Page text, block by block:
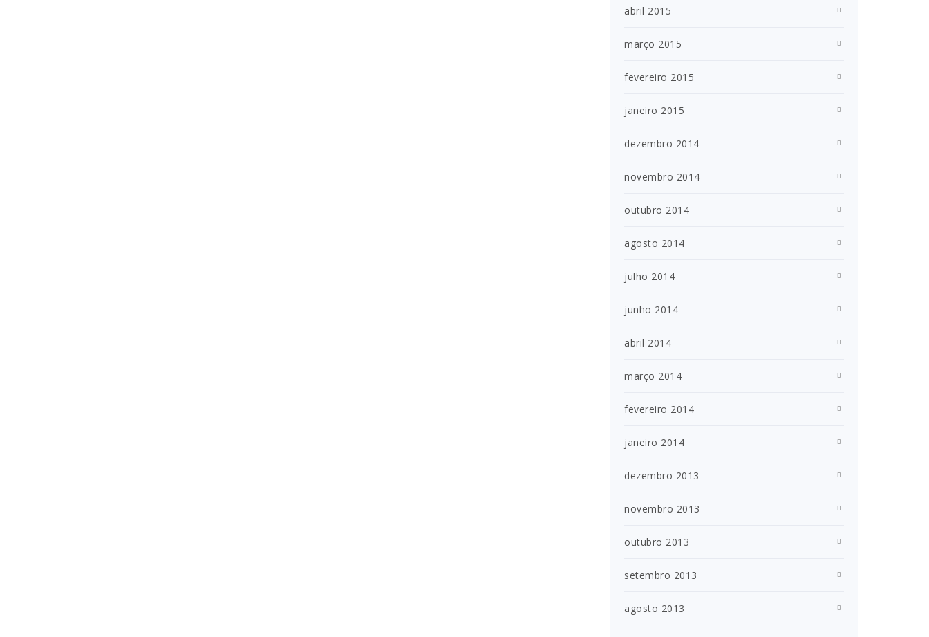
abril 2015
março 2015
fevereiro 2015
janeiro 2015
dezembro 2014
novembro 2014
outubro 2014
agosto 2014
julho 2014
junho 2014
abril 2014
março 2014
fevereiro 2014
janeiro 2014
dezembro 2013
novembro 2013
outubro 2013
setembro 2013
agosto 2013